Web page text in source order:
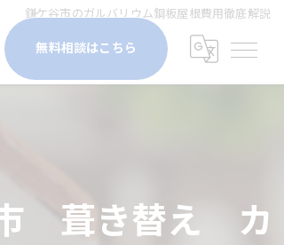
鎌ケ谷市のガルバリウム鋼板屋根費用徹底解説
無料相談はこちら
市 葺き替え カ